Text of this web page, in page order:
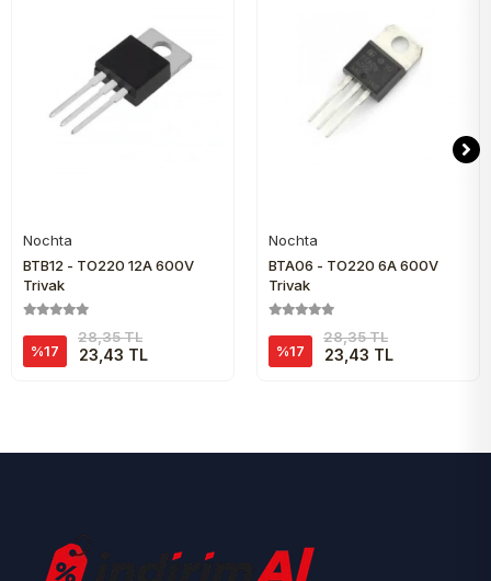
Nochta
BTB12 - TO220 12A 600V
Triyak
%17
28,35 TL
23,43 TL
Nochta
BTA06 - TO220 6A 600V
Triyak
%17
28,35 TL
23,43 TL